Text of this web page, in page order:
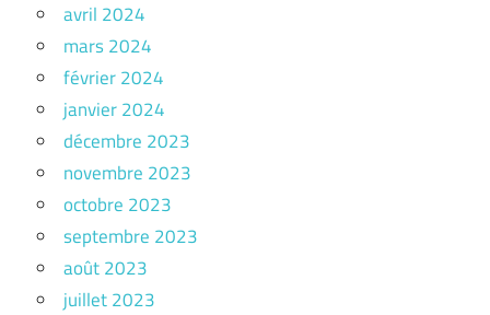
avril 2024
mars 2024
février 2024
janvier 2024
décembre 2023
novembre 2023
octobre 2023
septembre 2023
août 2023
juillet 2023